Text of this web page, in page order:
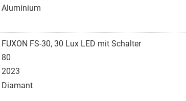
Aluminium
FUXON FS-30, 30 Lux LED mit Schalter
80
2023
Diamant